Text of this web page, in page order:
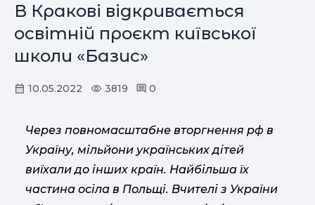
В Кракові відкривається
освітній проєкт київської
школи «Базис»
10.05.2022 3819 0
Через повномасштабне вторгнення рф в
Україну, мільйони українських дітей
виїхали до інших країн. Найбільша їх
частина осіла в Польщі. Вчителі з України